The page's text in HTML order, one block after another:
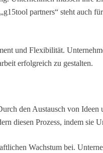
partners“ steht auch
und Flexibilität.
erfolgreich zu gestalten.
den Austausch von Ideen
diesen Prozess, indem sie
Wachstum bei.